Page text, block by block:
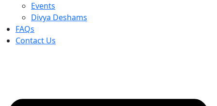
Events
Divya Deshams
FAQs
Contact Us